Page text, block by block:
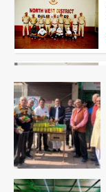
2
3
4